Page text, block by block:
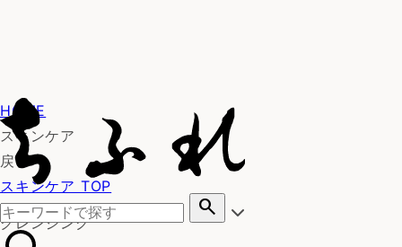
search
HOME
スキンケア
戻る
スキンケア TOP
クレンジング